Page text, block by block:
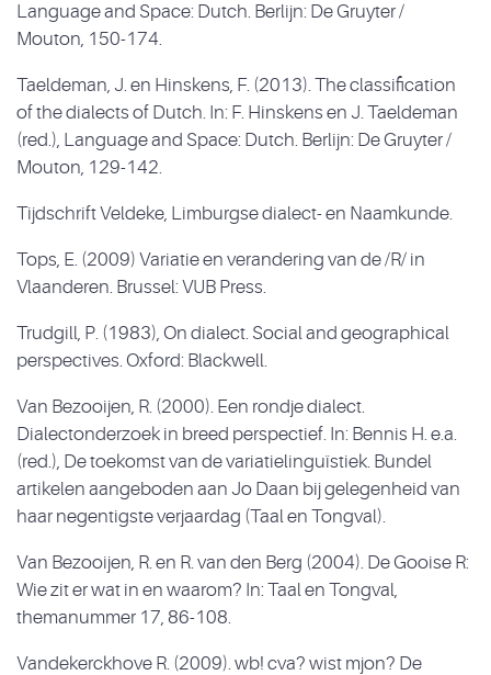
Language and Space: Dutch. Berlijn: De Gruyter /
Mouton, 150-174.
Taeldeman, J. en Hinskens, F. (2013). The classification
of the dialects of Dutch. In: F. Hinskens en J. Taeldeman
(red.), Language and Space: Dutch. Berlijn: De Gruyter /
Mouton, 129-142.
Tijdschrift Veldeke, Limburgse dialect- en Naamkunde.
Tops, E. (2009) Variatie en verandering van de /R/ in
Vlaanderen. Brussel: VUB Press.
Trudgill, P. (1983), On dialect. Social and geographical
perspectives. Oxford: Blackwell.
Van Bezooijen, R. (2000). Een rondje dialect.
Dialectonderzoek in breed perspectief. In: Bennis H. e.a.
(red.), De toekomst van de variatielinguïstiek. Bundel
artikelen aangeboden aan Jo Daan bij gelegenheid van
haar negentigste verjaardag (Taal en Tongval).
Van Bezooijen, R. en R. van den Berg (2004). De Gooise R:
Wie zit er wat in en waarom? In: Taal en Tongval,
themanummer 17, 86-108.
Vandekerckhove R. (2009). wb! cva? wist mjon? De